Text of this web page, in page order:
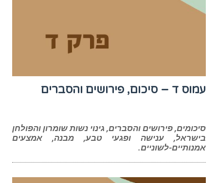
עמוס ד – סיכום, פירושים והסברים
סיכומים, פירושים והסברים, גינוי נשות שומרון והפולחן
בישראל, ענישה ופגעי טבע, מבנה, אמצעים
אמנותיים-לשוניים.